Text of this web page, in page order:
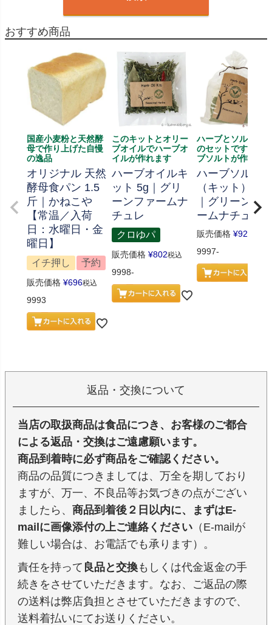
おすすめ商品
国産小麦粉と天然酵
母で作り上げた自慢
の逸品
オリジナル 天然
酵母食パン 1.5
斤｜かねこや
【常温／入荷
日：水曜日・金
曜日】
イチ押し 予約
販売価格 ¥696税込
9993
このキットとオリー
ブオイルでハーブオ
イルが作れます
ハーブオイルキ
ット 5g｜グリ
ーンファームナ
チュレ
クロゆパ
販売価格 ¥802税込
9998-
ハーブとソルト、
のセットです、ハ
ブソルトが作れま
ハーブソルト
（キット） 70g
｜グリーンフ
ームナチュレ
販売価格 ¥926
9997-
返品・交換について
当店の取扱商品は食品につき、お客様のご都合
による返品・交換はご遠慮願います。
商品到着時に必ず商品をご確認ください。
商品の品質につきましては、万全を期しており
ますが、万一、不良品等お気づきの点がござい
ましたら、 商品到着後２日以内に、まずはE-
mailに画像添付の上ご連絡ください （E-mailが
難しい場合は、お電話でも承ります）。
責任を持って 良品と交換もしくは代金返金の手
続きをさせていただきます。なお、ご返品の際
の送料は弊店負担とさせていただきますので、
送料着払いにてお送りください。